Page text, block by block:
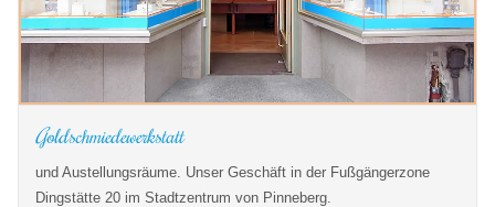
Goldschmiedewerkstatt
und Austellungsräume. Unser Geschäft in der Fußgängerzone
Dingstätte 20 im Stadtzentrum von Pinneberg.